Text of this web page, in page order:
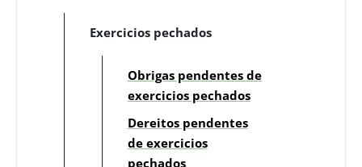
Exercicios pechados
Obrigas pendentes de
exercicios pechados
Dereitos pendentes
de exercicios
pechados